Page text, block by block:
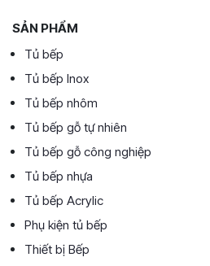
SẢN PHẨM
Tủ bếp
Tủ bếp Inox
Tủ bếp nhôm
Tủ bếp gỗ tự nhiên
Tủ bếp gỗ công nghiệp
Tủ bếp nhựa
Tủ bếp Acrylic
Phụ kiện tủ bếp
Thiết bị Bếp